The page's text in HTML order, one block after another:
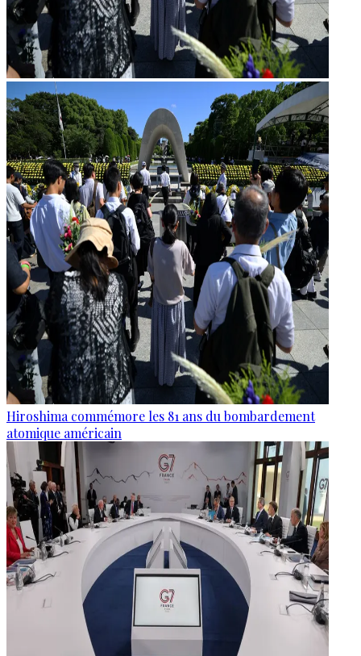
Hiroshima commémore les 81 ans du bombardement
atomique américain